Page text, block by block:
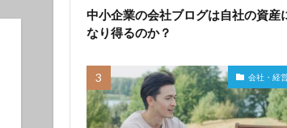
中小企業の会社ブログは自社の資産
なり得るのか？
会社・経